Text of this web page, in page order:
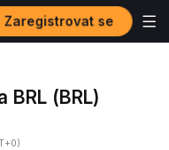
Zaregistrovat se
(BRL)
)